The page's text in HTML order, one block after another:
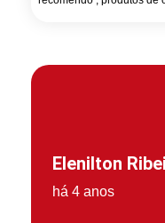
Elenilton
há 4 anos